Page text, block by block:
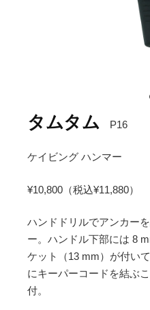
タムタム P16
ケイビング ハンマー
¥10,800（税込¥11,880）
ハンドドリルでアンカー
ー。ハンドル下部には 8
ケット（13 mm）が付い
にキーパーコードを結ぶ
付。